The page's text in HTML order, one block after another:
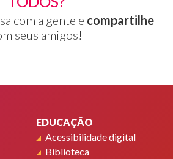
com a gente e compartilhe
seus amigos!
EDUCAÇÃO
Acessibilidade digital
Biblioteca